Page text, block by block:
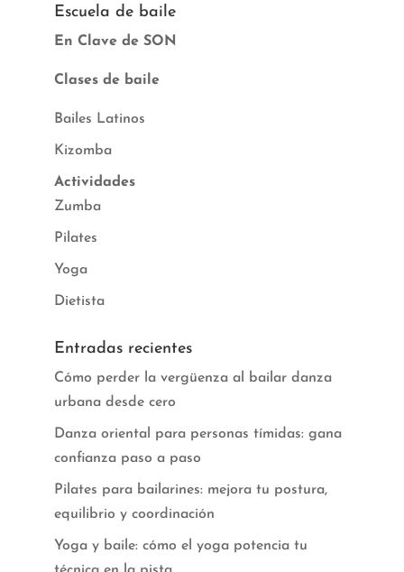
Escuela de baile
En Clave de SON
Clases de baile
Bailes Latinos
Kizomba
Actividades
Zumba
Pilates
Yoga
Dietista
Entradas recientes
Cómo perder la vergüenza al bailar danza
urbana desde cero
Danza oriental para personas tímidas: gana
confianza paso a paso
Pilates para bailarines: mejora tu postura,
equilibrio y coordinación
Yoga y baile: cómo el yoga potencia tu